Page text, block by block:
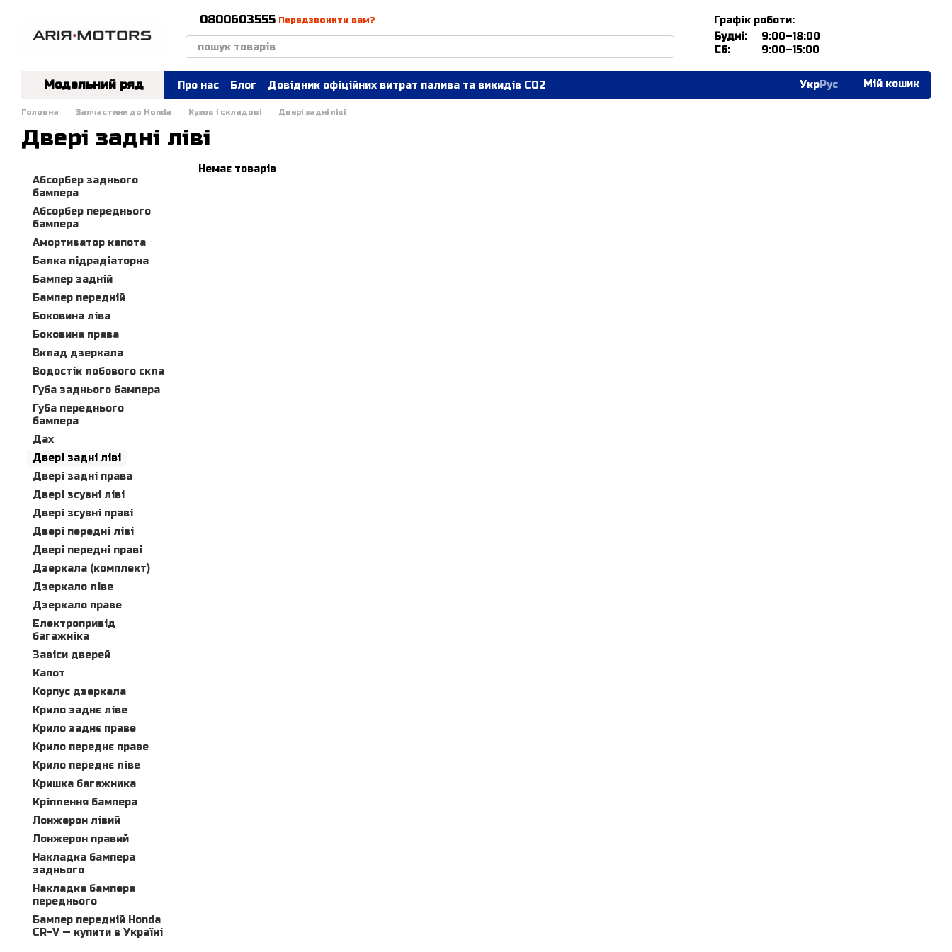
0800603555 Передзвонити вам?
Графік роботи:
Будні:
9:00–18:00
Сб:
9:00–15:00
Модельний ряд Про нас Блог Довідник офіційних витрат палива та викидів СО2 УкрРус Мій кошик
Головна Запчастини до Honda Кузов і складові Двері задні ліві
Двері задні ліві
Немає товарів
Абсорбер заднього
бампера
Абсорбер переднього
бампера
Амортизатор капота
Балка підрадіаторна
Бампер задній
Бампер передній
Боковина ліва
Боковина права
Вклад дзеркала
Водостік лобового скла
Губа заднього бампера
Губа переднього
бампера
Дах
Двері задні ліві
Двері задні права
Двері зсувні ліві
Двері зсувні праві
Двері передні ліві
Двері передні праві
Дзеркала (комплект)
Дзеркало ліве
Дзеркало праве
Електропривід
багажніка
Завіси дверей
Капот
Корпус дзеркала
Крило заднє ліве
Крило заднє праве
Крило переднє праве
Крило переднє ліве
Кришка багажника
Кріплення бампера
Лонжерон лівий
Лонжерон правий
Накладка бампера
заднього
Накладка бампера
переднього
Бампер передній Honda
CR-V — купити в Україні